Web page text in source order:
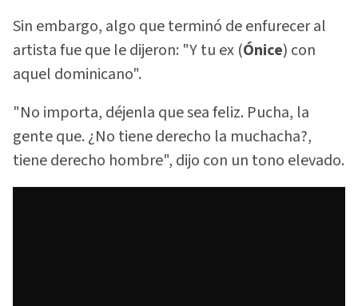
Sin embargo, algo que terminó de enfurecer al
artista fue que le dijeron: "Y tu ex (Ónice) con
aquel dominicano".
"No importa, déjenla que sea feliz. Pucha, la
gente que. ¿No tiene derecho la muchacha?,
tiene derecho hombre", dijo con un tono elevado.